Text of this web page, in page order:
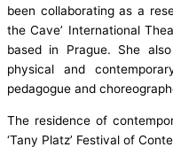
been collaborating as a
the Cave’ International
based in Prague. She
physical and
pedagogue and
The residence of
‘Tany Platz’ Festival of